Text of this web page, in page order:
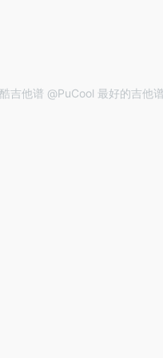
吉他谱 @PuCool 最好的吉他